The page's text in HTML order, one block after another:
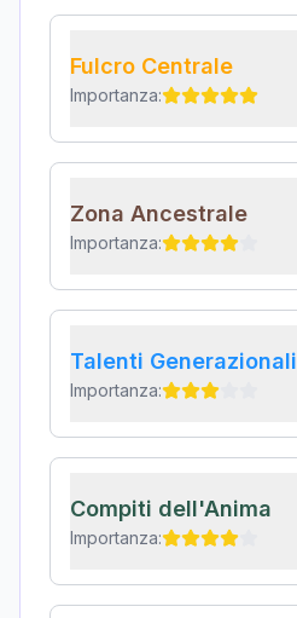
Fulcro Centrale
Importanza:
Zona Ancestrale
Importanza:
Talenti Generazionali
Importanza:
Compiti dell'Anima
Importanza: